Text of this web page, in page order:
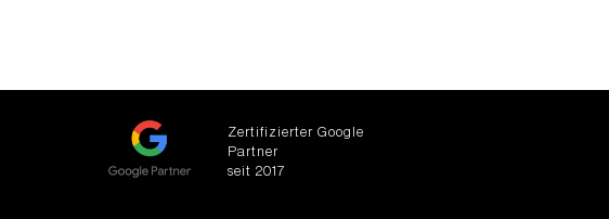
Zertifizierter Google
Partner
seit 2017